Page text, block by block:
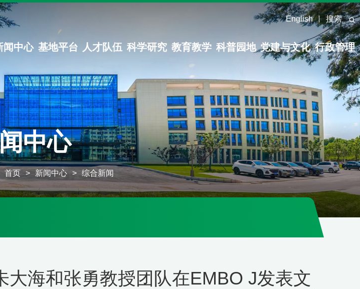
English 搜索
闻中心 基地平台 人才队伍 科学研究 教育教学 科普园地 党建与文化 行政管理
中心
首页 > 新闻中心 > 综合新闻
大海和张勇教授团队在EMBO J发表文